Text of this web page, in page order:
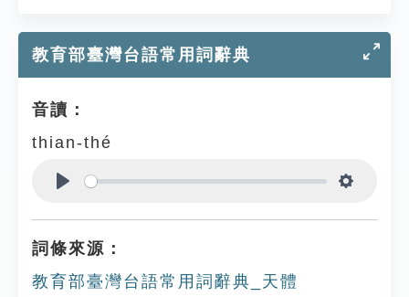
教育部臺灣台語常用詞辭典
音讀：
thian-thé
詞條來源：
教育部臺灣台語常用詞辭典_天體